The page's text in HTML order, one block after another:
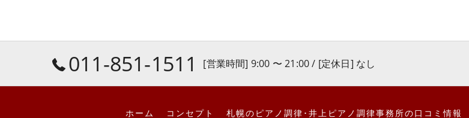
011-851-1511 [営業時間] 9:00 〜 21:00 / [定休日] なし
ホーム コンセプト 札幌のピアノ調律･井上ピアノ調律事務所の口コミ情報